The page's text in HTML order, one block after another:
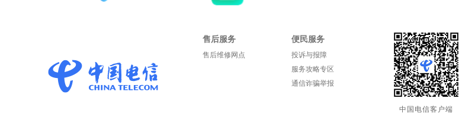
售后服务
售后维修网点
便民服务
投诉与报障
服务攻略专区
通信诈骗举报
中国电信客户端